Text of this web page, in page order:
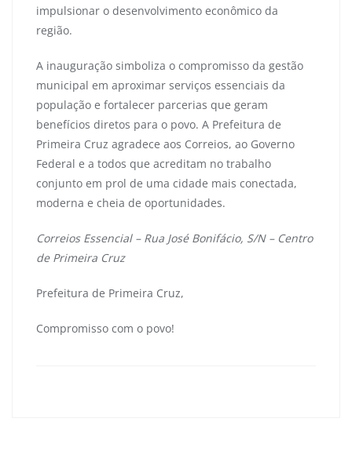
impulsionar o desenvolvimento econômico da
região.
A inauguração simboliza o compromisso da gestão
municipal em aproximar serviços essenciais da
população e fortalecer parcerias que geram
benefícios diretos para o povo. A Prefeitura de
Primeira Cruz agradece aos Correios, ao Governo
Federal e a todos que acreditam no trabalho
conjunto em prol de uma cidade mais conectada,
moderna e cheia de oportunidades.
Correios Essencial – Rua José Bonifácio, S/N – Centro
de Primeira Cruz
Prefeitura de Primeira Cruz,
Compromisso com o povo!